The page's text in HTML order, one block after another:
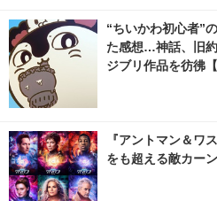
“ちいかわ初心者”
た感想…神話、旧
ジブリ作品を彷彿
『アントマン＆ワ
をも超える敵カー